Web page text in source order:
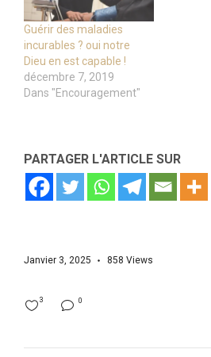
Guérir des maladies
incurables ? oui notre
Dieu en est capable !
décembre 7, 2019
Dans "Encouragement"
PARTAGER L'ARTICLE SUR
Janvier 3, 2025 858 Views
0
3